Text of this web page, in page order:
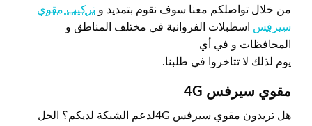
من خلال تواصلكم معنا سوف نقوم بتمديد و تركيب مقوي
سيرفس اسطبلات الفروانية في مختلف المناطق و
المحافظات و في أي
يوم لذلك لا تتاخروا في طلبنا.
مقوي سيرفس 4 G
هل تريدون مقوي سيرفس 4Gلدعم الشبكة لديكم؟ الحل